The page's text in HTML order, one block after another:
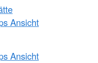
Ansicht
Ansicht